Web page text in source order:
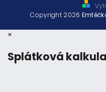
Copyright 2026
×
Splátková